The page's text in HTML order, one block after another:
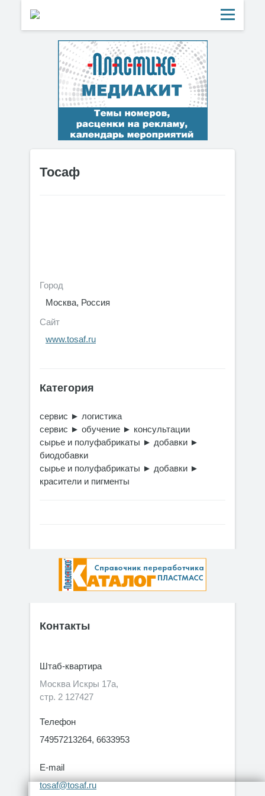
Тосаф
Город
Москва, Россия
Сайт
www.tosaf.ru
Категория
сервис ► логистика
сервис ► обучение ► консультации
сырье и полуфабрикаты ► добавки ►
биодобавки
сырье и полуфабрикаты ► добавки ►
красители и пигменты
Контакты
Штаб-квартира
Москва Искры 17а,
стр. 2 127427
Телефон
74957213264, 6633953
E-mail
tosaf@tosaf.ru